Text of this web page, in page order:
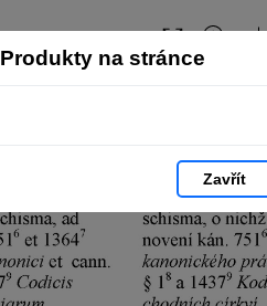
Produkty na stránce
Zavřít